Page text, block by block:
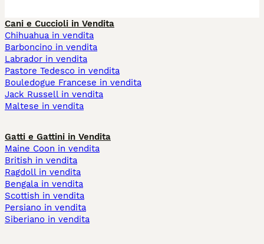
Cani e Cuccioli in Vendita
Chihuahua in vendita
Barboncino in vendita
Labrador in vendita
Pastore Tedesco in vendita
Bouledogue Francese in vendita
Jack Russell in vendita
Maltese in vendita
Gatti e Gattini in Vendita
Maine Coon in vendita
British in vendita
Ragdoll in vendita
Bengala in vendita
Scottish in vendita
Persiano in vendita
Siberiano in vendita